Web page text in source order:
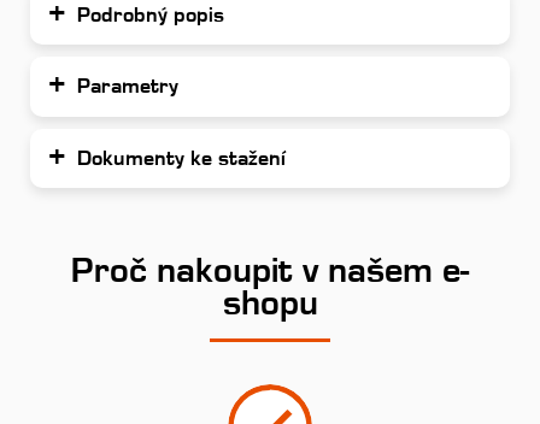
Podrobný popis
Parametry
Dokumenty ke stažení
Proč nakoupit v našem e-
shopu